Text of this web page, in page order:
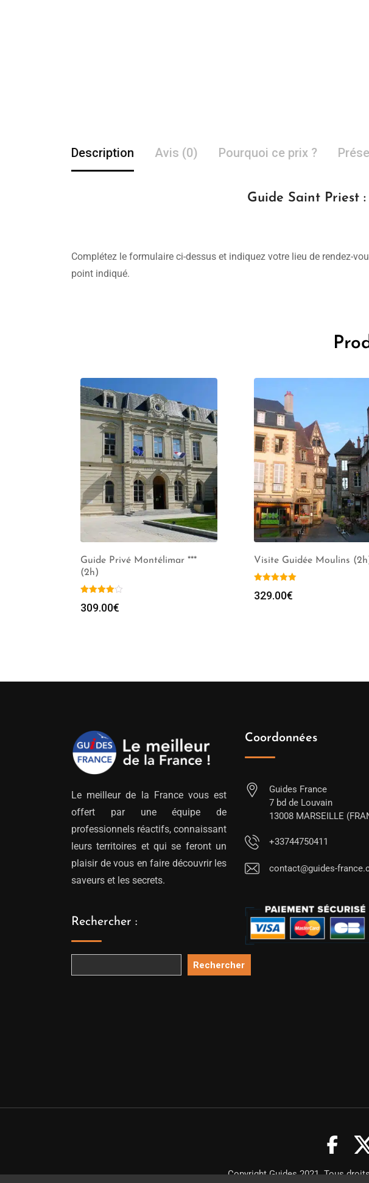
Description Avis (0) Pourquoi ce prix ?
Guide Saint Priest
Complétez le formulaire ci-dessus et indiquez votre lieu de rendez-
point indiqué.
Guide Privé Montélimar ***
(2h)
309.00€
Visite Guidée Moulins
329.00€
Le meilleur de la France vous est
offert par une équipe de
professionnels réactifs, connaissant
leurs territoires et qui se feront un
plaisir de vous en faire découvrir les
saveurs et les secrets.
Rechercher :
Rechercher
Coordonnées
Guides France
7 bd de Louvain
13008 MARSEILLE
+33744750411
contact@guides-
Copyright Guides 2021. Tous